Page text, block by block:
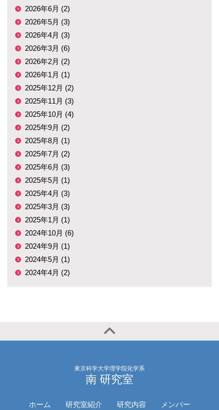
2026年6月 (2)
2026年5月 (3)
2026年4月 (3)
2026年3月 (6)
2026年2月 (2)
2026年1月 (1)
2025年12月 (2)
2025年11月 (3)
2025年10月 (4)
2025年9月 (2)
2025年8月 (1)
2025年7月 (2)
2025年6月 (3)
2025年5月 (1)
2025年4月 (3)
2025年3月 (3)
2025年1月 (1)
2024年10月 (6)
2024年9月 (1)
2024年5月 (1)
2024年4月 (2)
東京科学大学理学院化学系
南 研究室
ホーム 研究室紹介 研究内容 メンバー